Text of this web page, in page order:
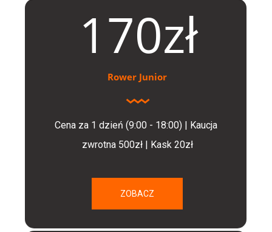
170zł
Rower Junior
Cena za 1 dzień (9:00 - 18:00) | Kaucja
zwrotna 500zł | Kask 20zł
ZOBACZ